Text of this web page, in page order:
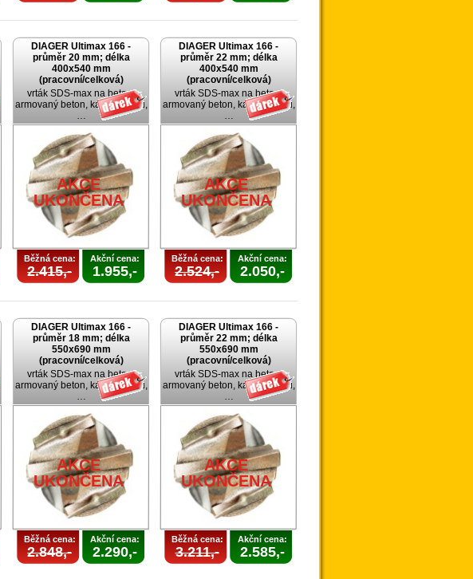
DIAGER Ultimax 166 -
průměr 20 mm; délka
400x540 mm
(pracovní/celková)
vrták SDS-max na beton,
armovaný beton, kámen, cihlu,
…
AKCE
UKONČENA
Běžná cena:
2.415,-
Akční cena:
1.955,-
DIAGER Ultimax 166 -
průměr 22 mm; délka
400x540 mm
(pracovní/celková)
vrták SDS-max na beton,
armovaný beton, kámen, cihlu,
…
AKCE
UKONČENA
Běžná cena:
2.524,-
Akční cena:
2.050,-
DIAGER Ultimax 166 -
průměr 18 mm; délka
550x690 mm
(pracovní/celková)
vrták SDS-max na beton,
armovaný beton, kámen, cihlu,
…
AKCE
UKONČENA
Běžná cena:
2.848,-
Akční cena:
2.290,-
DIAGER Ultimax 166 -
průměr 22 mm; délka
550x690 mm
(pracovní/celková)
vrták SDS-max na beton,
armovaný beton, kámen, cihlu,
…
AKCE
UKONČENA
Běžná cena:
3.211,-
Akční cena:
2.585,-